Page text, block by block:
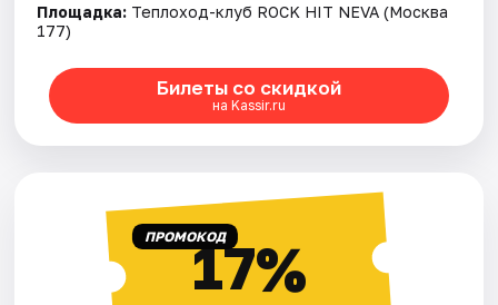
Площадка: Теплоход-клуб ROCK HIT NEVA (Москва
177)
Билеты со скидкой
на Kassir.ru
ПРОМОКОД17%